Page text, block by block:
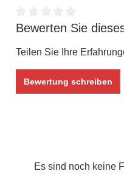
Durchschnittliche
Bewerten Sie
Teilen Sie Ihre
Bewertung schreiben
Es sind noch keine